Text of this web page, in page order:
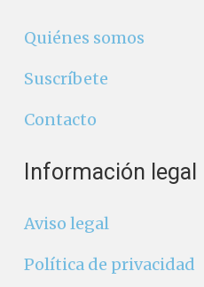
Quiénes somos
Suscríbete
Contacto
Información legal
Aviso legal
Política de privacidad